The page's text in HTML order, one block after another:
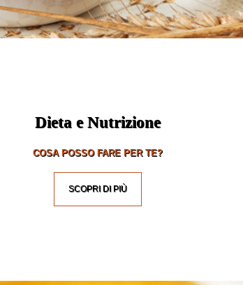
Dieta e Nutrizione
COSA POSSO FARE PER TE?
SCOPRI DI PIÙ